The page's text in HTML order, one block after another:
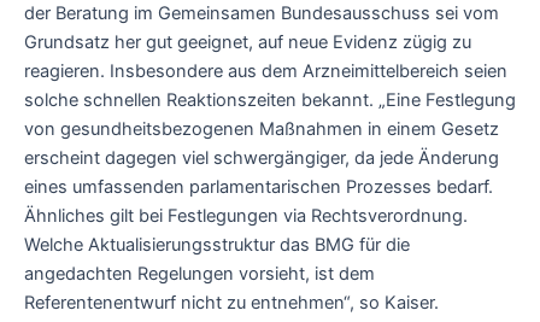
der Beratung im Gemeinsamen Bundesausschuss sei vom
Grundsatz her gut geeignet, auf neue Evidenz zügig zu
reagieren. Insbesondere aus dem Arzneimittelbereich seien
solche schnellen Reaktionszeiten bekannt. „Eine Festlegung
von gesundheitsbezogenen Maßnahmen in einem Gesetz
erscheint dagegen viel schwergängiger, da jede Änderung
eines umfassenden parlamentarischen Prozesses bedarf.
Ähnliches gilt bei Festlegungen via Rechtsverordnung.
Welche Aktualisierungsstruktur das BMG für die
angedachten Regelungen vorsieht, ist dem
Referentenentwurf nicht zu entnehmen“, so Kaiser.